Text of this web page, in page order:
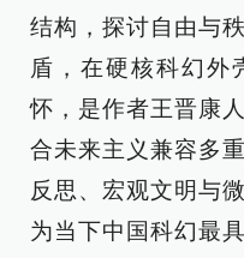
结构，探讨自由与
盾，在硬核科幻外
怀，是作者王晋康
合未来主义兼容多
反思、宏观文明与
为当下中国科幻最